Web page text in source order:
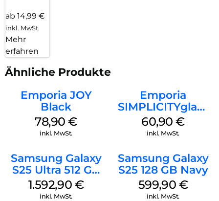
ab 14,99 €
inkl. MwSt.
Mehr
erfahren
Ähnliche Produkte
Emporia JOY
Black
78,90€
inkl. MwSt.
Emporia
SIMPLICITYglam
Weiss
60,90€
inkl. MwSt.
Samsung Galaxy
S25 Ultra 512 GB
Titanium
Silverblue
1.592,90 €
inkl. MwSt.
Samsung Galaxy
S25 128 GB Navy
599,90 €
inkl. MwSt.